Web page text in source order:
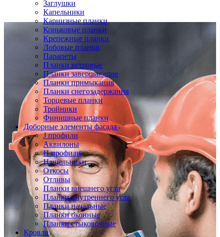
Заглушки
Капельники
Карнизные планки
Коньковые планки
Крепежные планки
Лобовые планки
Парапеты
Планки ветровые
Планки завершающие
Планки примыкания
Планки снегозадержания
Торцевые планки
Тройники
Финишные планки
Доборные элементы фасада
J профили
Аквилоны
Н профили
Нащельники
Откосы
Отливы
Планки внешнего угла
Планки внутреннего угла
Планки начальные
Планки оконные
Планки стыковочные
Кровля